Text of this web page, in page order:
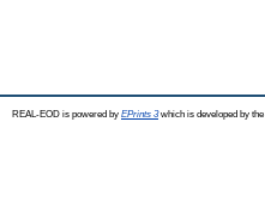
REAL-EOD is powered by EPrints 3which is developed by the